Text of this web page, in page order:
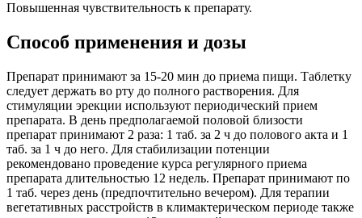
Повышенная чувствительность к препарату.
Способ применения и дозы
Препарат принимают за 15-20 мин до приема пищи. Таблетку
следует держать во рту до полного растворения. Для
стимуляции эрекции используют периодический прием
препарата. В день предполагаемой половой близости
препарат принимают 2 раза: 1 таб. за 2 ч до полового акта и 1
таб. за 1 ч до него. Для стабилизации потенции
рекомендовано проведение курса регулярного приема
препарата длительностью 12 недель. Препарат принимают по
1 таб. через день (предпочтительно вечером). Для терапии
вегетативных расстройств в климактерическом периоде также